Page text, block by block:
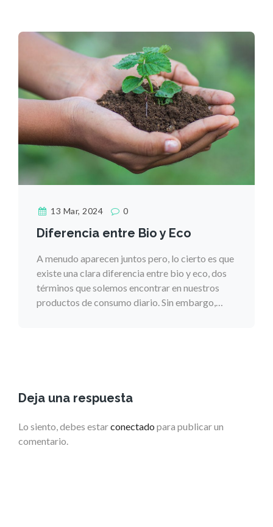
13 Mar, 2024 0
Diferencia entre Bio y Eco
A menudo aparecen juntos pero, lo cierto es que
existe una clara diferencia entre bio y eco, dos
términos que solemos encontrar en nuestros
productos de consumo diario. Sin embargo,…
Deja una respuesta
Lo siento, debes estarconectado para publicar un
comentario.